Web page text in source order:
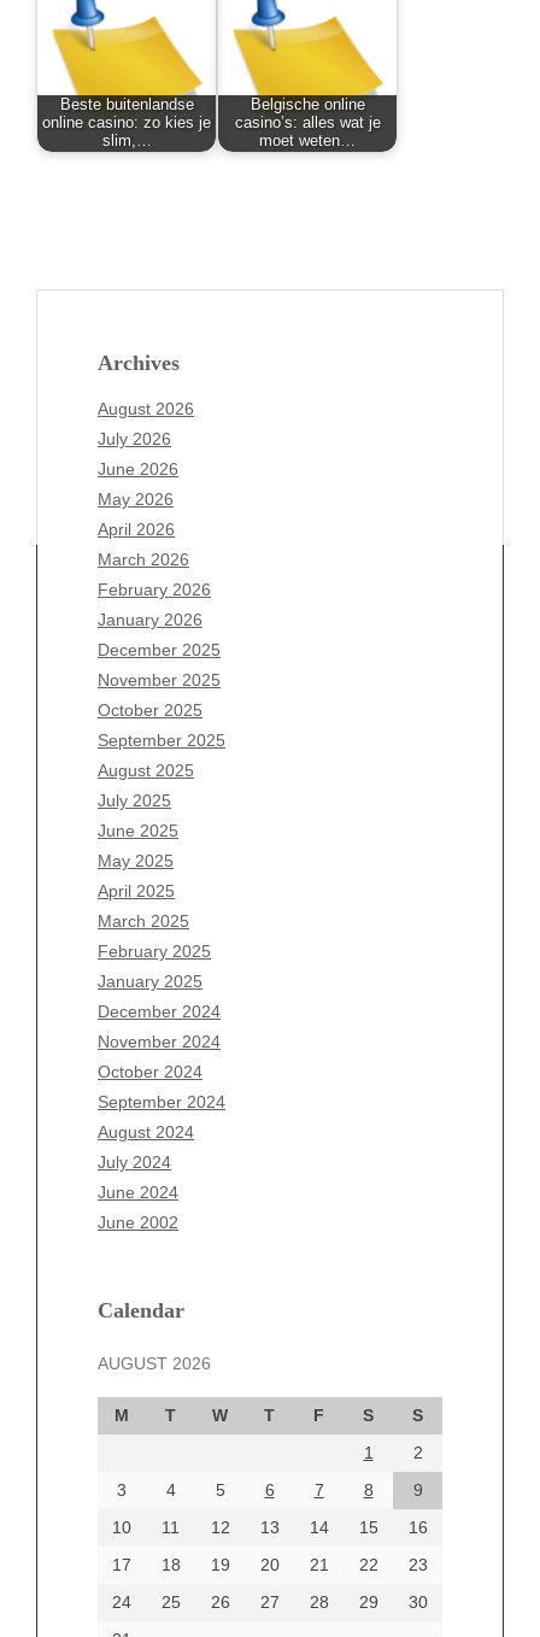
Beste buitenlandse
online casino: zo kies je
slim,…
Belgische online
casino’s: alles wat je
moet weten…
Archives
August 2026
July 2026
June 2026
May 2026
April 2026
March 2026
February 2026
January 2026
December 2025
November 2025
October 2025
September 2025
August 2025
July 2025
June 2025
May 2025
April 2025
March 2025
February 2025
January 2025
December 2024
November 2024
October 2024
September 2024
August 2024
July 2024
June 2024
June 2002
Calendar
AUGUST 2026
M T W T F S
S
1
2
3
4 5 6 7 8
9
10
11 12 13 14 15
16
17
18 19 20 21 22
23
24
25 26 27 28 29
30
Archives
August 2026
July 2026
June 2026
May 2026
April 2026
March 2026
February 2026
January 2026
December 2025
November 2025
October 2025
September 2025
August 2025
July 2025
June 2025
May 2025
April 2025
March 2025
December 2024
October 2024
September 2024
August 2024
June 2024
Categories